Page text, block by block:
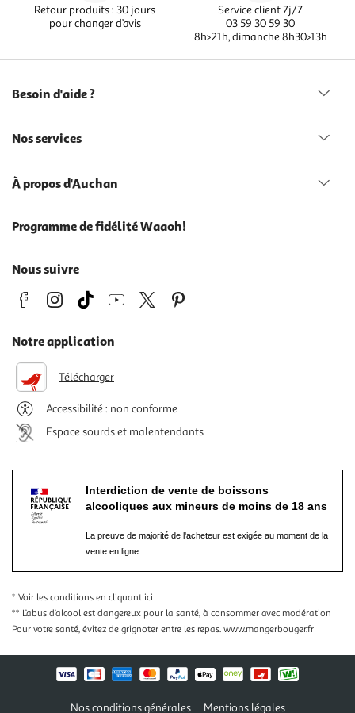
Retour produits : 30 jours
pour changer d’avis
Service client 7j/7
03 59 30 59 30
8h>21h, dimanche 8h30>13h
Besoin d'aide ?
Nos services
À propos d'Auchan
Programme de fidélité Waaoh!
Nous suivre
Notre application
Télécharger
Accessibilité : non conforme
Espace sourds et malentendants
Interdiction de vente de boissons
alcooliques aux mineurs de moins de 18 ans
La preuve de majorité de l'acheteur est exigée au moment de la
vente en ligne.
* Voir les conditions en cliquant ici
** L’abus d’alcool est dangereux pour la santé, à consommer avec modération
Pour votre santé, évitez de grignoter entre les repas. www.mangerbouger.fr
Nos conditions générales Mentions légales